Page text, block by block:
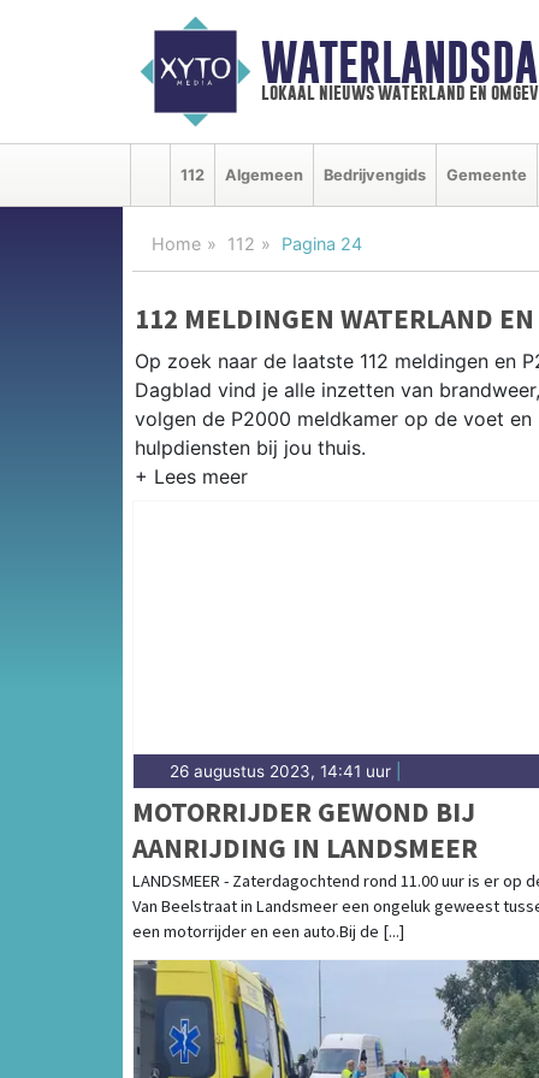
lokaal nieuws waterland en
112 Algemeen Bedrijvengids Gemeente
Home 112 Pagina 24
112 MELDINGEN WATERLAND
Op zoek naar de laatste 112 meldingen en
Dagblad vind je alle inzetten van
volgen de P2000 meldkamer op de voet
hulpdiensten bij jou thuis.
Van incidenten op de N247 en de N235 tot
Marken en Ilpendam — onze redactie volgt
26 augustus 2023, 14:41 uur
MOTORRIJDER GEWOND BIJ
AANRIJDING IN LANDSMEER
LANDSMEER - Zaterdagochtend rond 11.00 uur is er op
Van Beelstraat in Landsmeer een ongeluk geweest
een motorrijder en een auto.Bij de [...]